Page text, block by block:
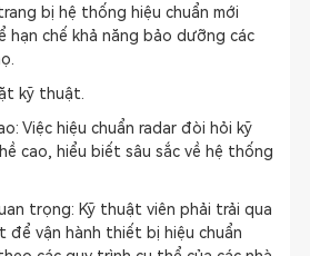
bị hệ thống hiệu chuẩn mới
hạn chế khả năng bảo dưỡng các
kỹ thuật.
Việc hiệu chuẩn radar đòi hỏi kỹ
cao, hiểu biết sâu sắc về hệ thống
trọng: Kỹ thuật viên phải trải qua
để vận hành thiết bị hiệu chuẩn